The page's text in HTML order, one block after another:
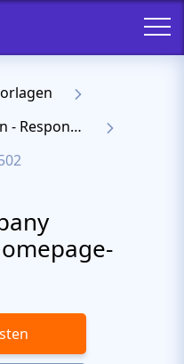
MotoCMS 3 Vorlagen - Responsive Templates für Website